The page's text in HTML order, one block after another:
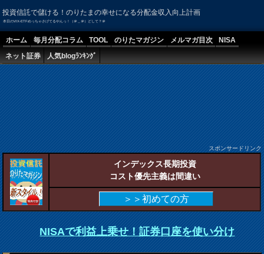
投資信託で儲ける！のりたまの幸せになる分配金収入向上計画
本日のVIX-ETFめっちゃさげてるやんっ！（＠＿＠）どして？＠
ホーム 毎月分配コラム TOOL のりたマガジン メルマガ目次
NISA
ネット証券
人気blogﾗﾝｷﾝｸﾞ
スポンサードリンク
インデックス長期投資
コスト優先主義は間違い
＞＞初めての方
NISAで利益上乗せ！証券口座を使い分け